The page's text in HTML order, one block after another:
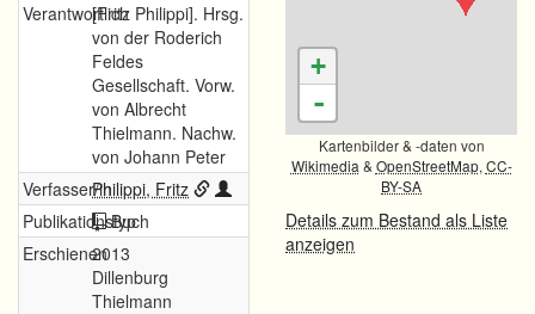
Verantwortlich[Fritz Philippi]. Hrsg.
von der Roderich
Feldes
Gesellschaft. Vorw.
von Albrecht
Thielmann. Nachw.
von Johann Peter
Verfasser/inPhilippi, Fritz
Publikationstyp
Buch
Erschienen2013
Dillenburg
Thielmann
+
-
Kartenbilder & -daten von
Wikimedia & OpenStreetMap, CC-
BY-SA
Details zum Bestand als Liste
anzeigen